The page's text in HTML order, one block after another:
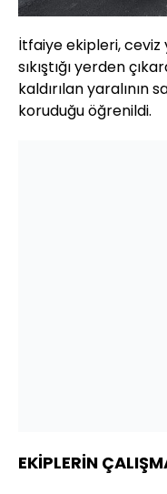
İtfaiye ekipleri,
sıkıştığı yerden
kaldırılan yaralının
koruduğu öğrenildi.
EKİPLERİN